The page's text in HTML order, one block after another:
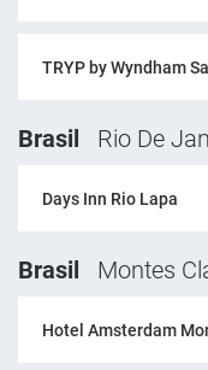
TRYP by Wyndham
Brasil Rio De
Days Inn Rio Lapa
Brasil Montes
Hotel Amsterdam